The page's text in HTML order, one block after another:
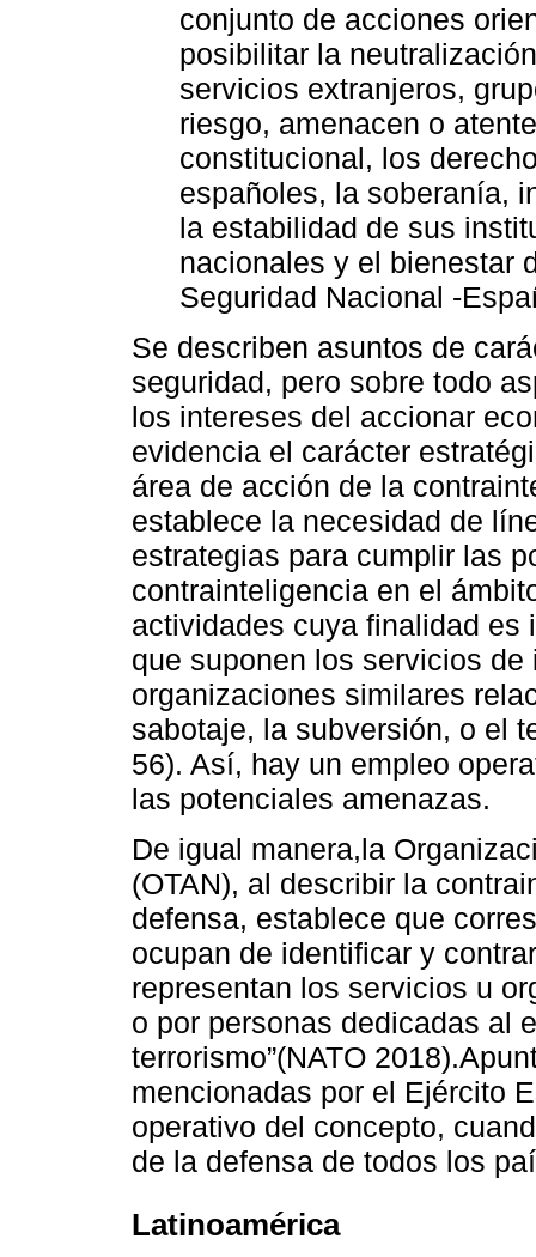
conjunto de acciones
posibilitar la
servicios extranjeros,
riesgo, amenacen o
constitucional, los
españoles, la soberanía,
la estabilidad de sus
nacionales y el bienestar
Seguridad Nacional -
Se describen asuntos de
seguridad, pero sobre todo
los intereses del accionar
evidencia el carácter
área de acción de la
establece la necesidad de
estrategias para cumplir las
contrainteligencia en el
actividades cuya finalidad es
que suponen los servicios
organizaciones similares
sabotaje, la subversión, o el
56). Así, hay un empleo
las potenciales amenazas.
De igual manera,la
(OTAN), al describir la
defensa, establece que
ocupan de identificar y
representan los servicios u
o por personas dedicadas al
terrorismo”(NATO
mencionadas por el Ejército
operativo del concepto,
de la defensa de todos los
Latinoamérica